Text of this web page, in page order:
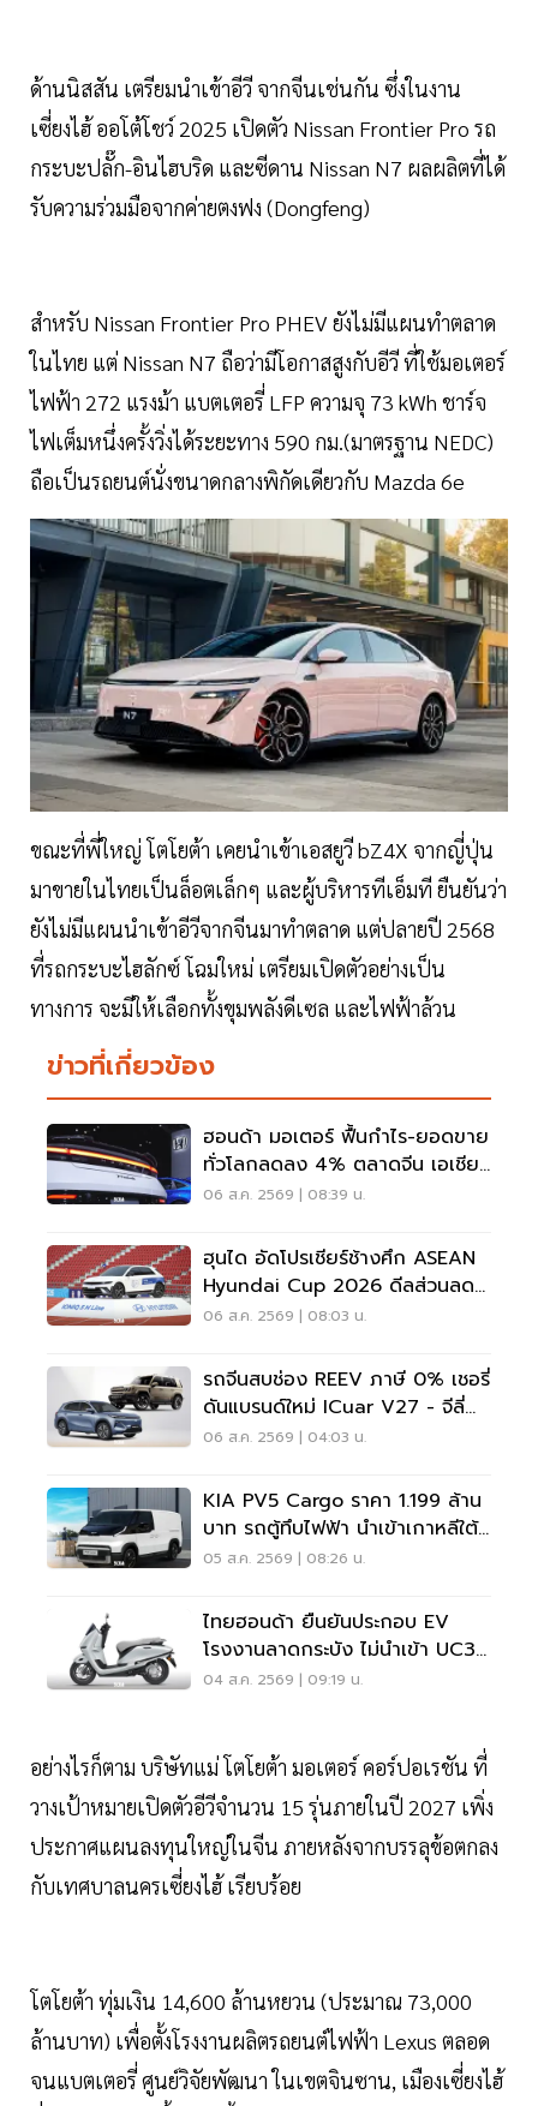
ด้านนิสสัน เตรียมนำเข้าอีวี จากจีนเช่นกัน ซึ่งในงาน
เซี่ยงไฮ้ ออโต้โชว์ 2025 เปิดตัว Nissan Frontier Pro รถ
กระบะปลั๊ก-อินไฮบริด และซีดาน Nissan N7 ผลผลิตที่ได้
รับความร่วมมือจากค่ายตงฟง (Dongfeng)
สำหรับ Nissan Frontier Pro PHEV ยังไม่มีแผนทำตลาด
ในไทย แต่ Nissan N7 ถือว่ามีโอกาสสูงกับอีวี ที่ใช้มอเตอร์
ไฟฟ้า 272 แรงม้า แบตเตอรี่ LFP ความจุ 73 kWh ชาร์จ
ไฟเต็มหนึ่งครั้งวิ่งได้ระยะทาง 590 กม.(มาตรฐาน NEDC)
ถือเป็นรถยนต์นั่งขนาดกลางพิกัดเดียวกับ Mazda 6e
ขณะที่พี่ใหญ่ โตโยต้า เคยนำเข้าเอสยูวี bZ4X จากญี่ปุ่น
มาขายในไทยเป็นล็อตเล็กๆ และผู้บริหารทีเอ็มที ยืนยันว่า
ยังไม่มีแผนนำเข้าอีวีจากจีนมาทำตลาด แต่ปลายปี 2568
ที่รถกระบะไฮลักซ์ โฉมใหม่ เตรียมเปิดตัวอย่างเป็น
ทางการ จะมีให้เลือกทั้งขุมพลังดีเซล และไฟฟ้าล้วน
ข่าวที่เกี่ยวข้อง
ฮอนด้า มอเตอร์ ฟื้นกำไร-ยอดขาย
ทั่วโลกลดลง 4% ตลาดจีน เอเชีย
ร่วง
06 ส.ค. 2569 | 08:39 น.
ฮุนได อัดโปรเชียร์ช้างศึก ASEAN
Hyundai Cup 2026 ดีลส่วนลด
5 แสน แจกเสื้อทีมชาติไทย
06 ส.ค. 2569 | 08:03 น.
รถจีนสบช่อง REEV ภาษี 0% เชอรี่
ดันแบรนด์ใหม่ ICuar V27 - จีลี่
ส่ง Starray
06 ส.ค. 2569 | 04:03 น.
KIA PV5 Cargo ราคา 1.199 ล้าน
บาท รถตู้ทึบไฟฟ้า นำเข้าเกาหลีใต้
ภาษี 0%
05 ส.ค. 2569 | 08:26 น.
ไทยฮอนด้า ยืนยันประกอบ EV
โรงงานลาดกระบัง ไม่นำเข้า UC3
เวียดนาม
04 ส.ค. 2569 | 09:19 น.
อย่างไรก็ตาม บริษัทแม่ โตโยต้า มอเตอร์ คอร์ปอเรชัน ที่
วางเป้าหมายเปิดตัวอีวีจำนวน 15 รุ่นภายในปี 2027 เพิ่ง
ประกาศแผนลงทุนใหญ่ในจีน ภายหลังจากบรรลุข้อตกลง
กับเทศบาลนครเซี่ยงไฮ้ เรียบร้อย
โตโยต้า ทุ่มเงิน 14,600 ล้านหยวน (ประมาณ 73,000
ล้านบาท) เพื่อตั้งโรงงานผลิตรถยนต์ไฟฟ้า Lexus ตลอด
จนแบตเตอรี่ ศูนย์วิจัยพัฒนา ในเขตจินซาน, เมืองเซี่ยงไฮ้